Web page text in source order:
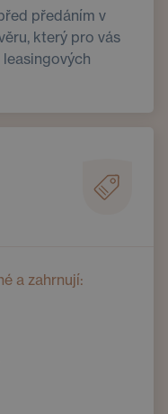
předáním v
který pro vás
leasingových
a zahrnují: